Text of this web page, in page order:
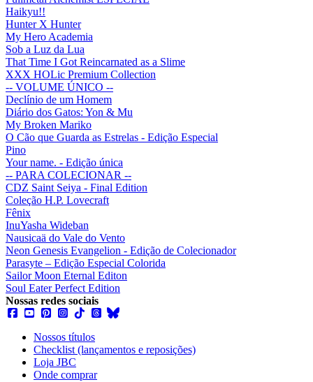
Haikyu!!
Hunter X Hunter
My Hero Academia
Sob a Luz da Lua
That Time I Got Reincarnated as a Slime
XXX HOLic Premium Collection
-- VOLUME ÚNICO --
Declínio de um Homem
Diário dos Gatos: Yon & Mu
My Broken Mariko
O Cão que Guarda as Estrelas - Edição Especial
Pino
Your name. - Edição única
-- PARA COLECIONAR --
CDZ Saint Seiya - Final Edition
Coleção H.P. Lovecraft
Fênix
InuYasha Wideban
Nausicaä do Vale do Vento
Neon Genesis Evangelion - Edição de Colecionador
Parasyte – Edição Especial Colorida
Sailor Moon Eternal Editon
Soul Eater Perfect Edition
Nossas redes sociais
Nossos títulos
Checklist (lançamentos e reposições)
Loja JBC
Onde comprar